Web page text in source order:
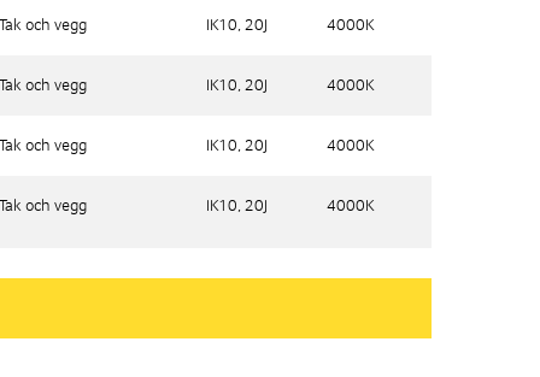
Tak och vegg IK10, 20J 4000K
Tak och vegg IK10, 20J 4000K
Tak och vegg IK10, 20J 4000K
Tak och vegg IK10, 20J 4000K
Tak och vegg IK10, 20J 4000K
Tak och vegg IK10, 20J 4000K
Tak och vegg IK10, 20J 4000K
Tak och vegg IK10, 20J 4000K